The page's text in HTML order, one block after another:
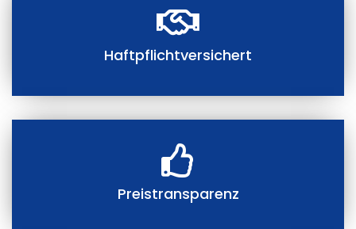
Haftpflichtversichert
Preistransparenz